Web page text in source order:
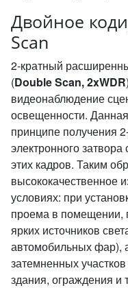
Двойное
Scan
2-кратный
(Double Scan, 2xWDR
видеонаблюдение
освещенности.
принципе получения
электронного
этих кадров. Таким
высококачественное
условиях: при
проема в помещении,
ярких источников
автомобильных фар),
затемненных
здания, ограждения и